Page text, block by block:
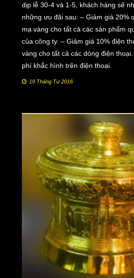
dịp lễ 30-4 và 1-5, khách hàng sẽ
những ưu đãi sau: – Giảm giá 20%
mạ vàng cho tất cả các sản phẩm
của công ty. – Giảm giá 10% điện
vàng cho tất cả các dòng điện
phí khắc hình trên điện thoại.
19 Tháng Tư 2016